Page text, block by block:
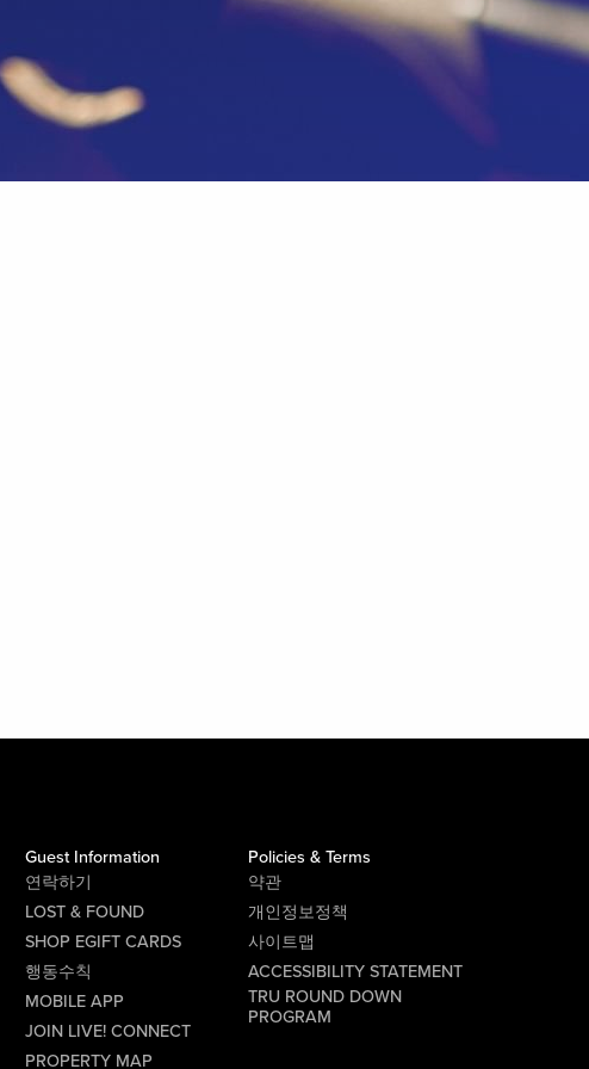
Guest Information
연락하기
LOST & FOUND
SHOP EGIFT CARDS
행동수칙
MOBILE APP
JOIN LIVE! CONNECT
PROPERTY MAP
Policies & Terms
약관
개인정보정책
사이트맵
ACCESSIBILITY STATEMENT
TRU ROUND DOWN
PROGRAM